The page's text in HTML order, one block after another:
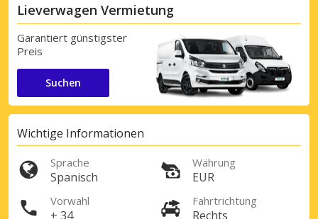
Lieverwagen Vermietung
Garantiert günstigster
Preis
Suchen
Wichtige Informationen
Sprache
Spanisch
Währung
EUR
Vorwahl
+ 34
Fahrtrichtung
Rechts